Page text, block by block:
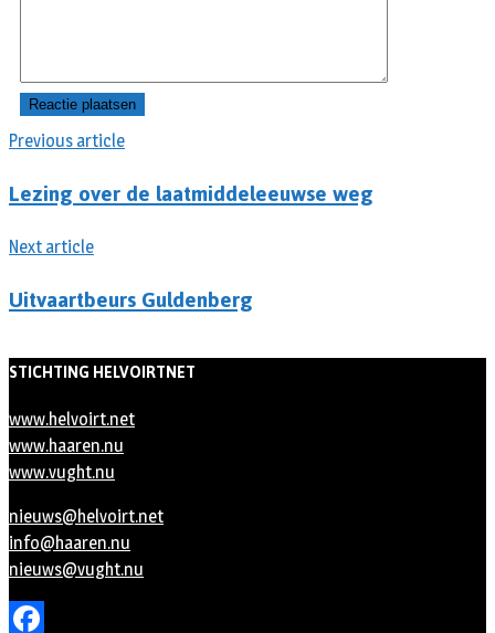
Previous article
Lezing over de laatmiddeleeuwse weg
Next article
Uitvaartbeurs Guldenberg
STICHTING HELVOIRTNET
www.helvoirt.net
www.haaren.nu
www.vught.nu
nieuws@helvoirt.net
info@haaren.nu
nieuws@vught.nu